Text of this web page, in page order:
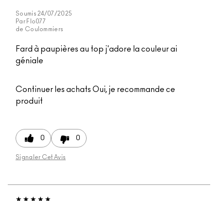
Soumis 24/07/2025
Par Flo077
de Coulommiers
Fard à paupières au top j'adore la couleur ai
géniale
Continuer les achats Oui, je recommande ce
produit
0 0
Signaler Cet Avis